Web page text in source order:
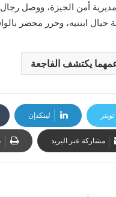
مديرية أمن الجيزة، ووصل
حيال ابنتيه، وحرر محضر
يكتشف الفاجعة
تويتر لينكدإن
مشاركة عبر البريد